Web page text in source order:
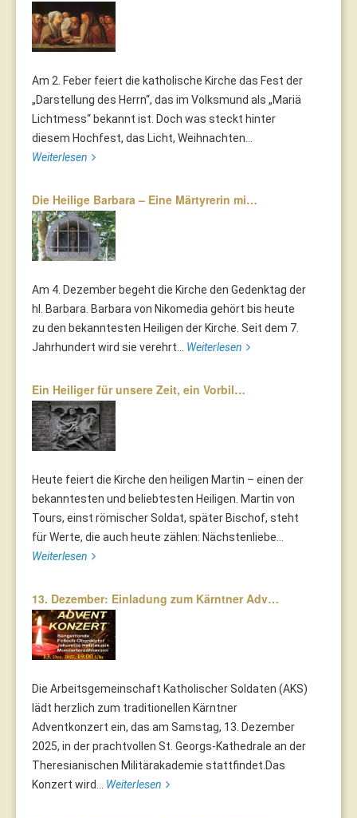
Am 2. Feber feiert die katholische Kirche das Fest der
„Darstellung des Herrn“, das im Volksmund als „Mariä
Lichtmess“ bekannt ist. Doch was steckt hinter
diesem Hochfest, das Licht, Weihnachten...
Weiterlesen
Die Heilige Barbara – Eine Märtyrerin mi…
Am 4. Dezember begeht die Kirche den Gedenktag der
hl. Barbara. Barbara von Nikomedia gehört bis heute
zu den bekanntesten Heiligen der Kirche. Seit dem 7.
Jahrhundert wird sie verehrt... Weiterlesen
Ein Heiliger für unsere Zeit, ein Vorbil…
Heute feiert die Kirche den heiligen Martin – einen der
bekanntesten und beliebtesten Heiligen. Martin von
Tours, einst römischer Soldat, später Bischof, steht
für Werte, die auch heute zählen: Nächstenliebe...
Weiterlesen
13. Dezember: Einladung zum Kärntner Adv…
Die Arbeitsgemeinschaft Katholischer Soldaten (AKS)
lädt herzlich zum traditionellen Kärntner
Adventkonzert ein, das am Samstag, 13. Dezember
2025, in der prachtvollen St. Georgs-Kathedrale an der
Theresianischen Militärakademie stattfindet.Das
Konzert wird... Weiterlesen